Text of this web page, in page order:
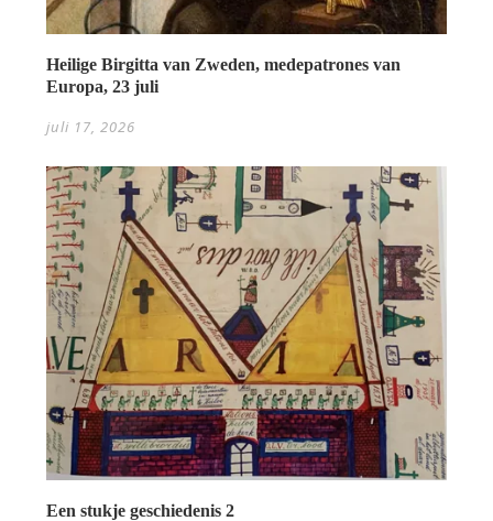
Heilige Birgitta van Zweden, medepatrones van
Europa, 23 juli
juli 17, 2026
Een stukje geschiedenis 2